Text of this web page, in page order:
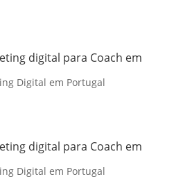
digital para Coach em
Digital em Portugal
digital para Coach em
Digital em Portugal